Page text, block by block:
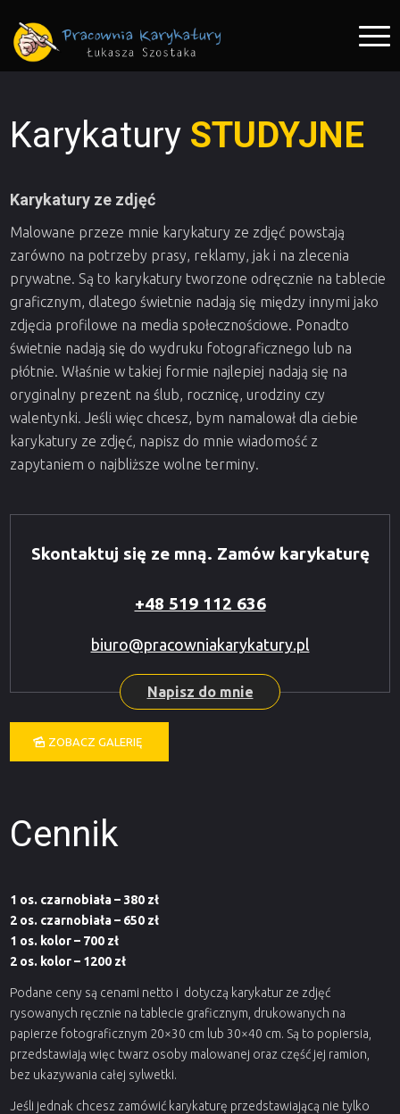
Karykatury STUDYJNE
Karykatury ze zdjęć
Malowane przeze mnie karykatury ze zdjęć powstają
zarówno na potrzeby prasy, reklamy, jak i na zlecenia
prywatne. Są to karykatury tworzone odręcznie na tablecie
graficznym, dlatego świetnie nadają się między innymi jako
zdjęcia profilowe na media społecznościowe. Ponadto
świetnie nadają się do wydruku fotograficznego lub na
płótnie. Właśnie w takiej formie najlepiej nadają się na
oryginalny prezent na ślub, rocznicę, urodziny czy
walentynki. Jeśli więc chcesz, bym namalował dla ciebie
karykatury ze zdjęć, napisz do mnie wiadomość z
zapytaniem o najbliższe wolne terminy.
Skontaktuj się ze mną. Zamów karykaturę
+48 519 112 636
biuro@pracowniakarykatury.pl
Napisz do mnie
ZOBACZ GALERIĘ
Cennik
1 os. czarnobiała – 380 zł
2 os. czarnobiała – 650 zł
1 os. kolor – 700 zł
2 os. kolor – 1200 zł
Podane ceny są cenami netto i dotyczą karykatur ze zdjęć
rysowanych ręcznie na tablecie graficznym, drukowanych na
papierze fotograficznym 20×30 cm lub 30×40 cm. Są to popiersia,
przedstawiają więc twarz osoby malowanej oraz część jej ramion,
bez ukazywania całej sylwetki.
Jeśli jednak chcesz zamówić karykaturę przedstawiającą nie tylko